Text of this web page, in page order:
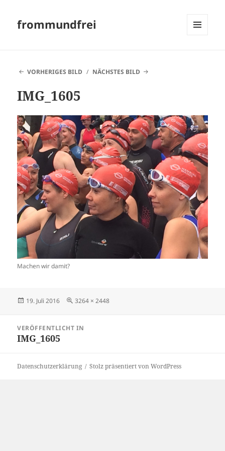
frommundfrei
VORHERIGES BILD
NÄCHSTES BILD
IMG_1605
Machen wir damit?
Veröffentlicht
19. Juli 2016 Originalgröße
3264 × 2448
VERÖFFENTLICHT IN
IMG_1605
Datenschutzerklärung Stolz präsentiert von WordPress